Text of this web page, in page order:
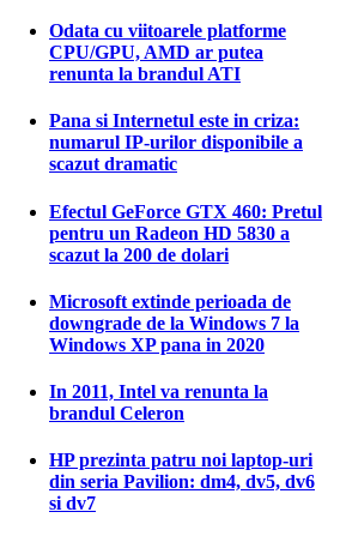
Odata cu viitoarele platforme
CPU/GPU, AMD ar putea
renunta la brandul ATI
Pana si Internetul este in criza:
numarul IP-urilor disponibile a
scazut dramatic
Efectul GeForce GTX 460: Pretul
pentru un Radeon HD 5830 a
scazut la 200 de dolari
Microsoft extinde perioada de
downgrade de la Windows 7 la
Windows XP pana in 2020
In 2011, Intel va renunta la
brandul Celeron
HP prezinta patru noi laptop-uri
din seria Pavilion: dm4, dv5, dv6
si dv7